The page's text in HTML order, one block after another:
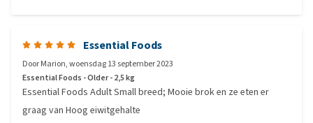
Essential Foods
DoorMarion,woensdag 13 september 2023
Essential Foods - Older - 2,5 kg
Essential Foods Adult Small breed; Mooie brok en ze eten er
graag van Hoog eiwitgehalte